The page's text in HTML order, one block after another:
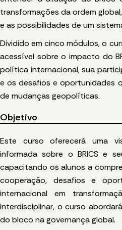
transformações da ordem
e as possibilidades de um
Dividido em cinco módulos, o
acessível sobre o impacto do
política internacional, sua
e os desafios e oportunidades
de mudanças geopolíticas.
Objetivo
Este curso oferecerá uma
informada sobre o BRICS e
capacitando os alunos a
cooperação, desafios e
internacional em
interdisciplinar, o curso
do bloco na governança global.